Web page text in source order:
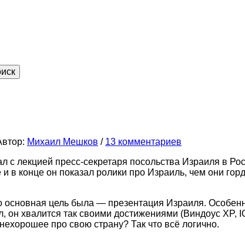
Михаил Мешков / 13 комментариев
с лекцией пресс-секретаря посольства Израиля в
в конце он показал ролики про Израиль, чем они
основная цель была — презентация Израиля.
он хвалится так своими достижениями (Виндоус
про свою страну? Так что всё логично.